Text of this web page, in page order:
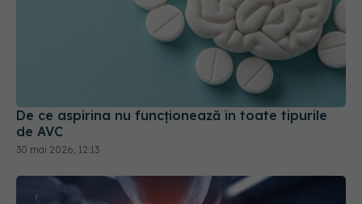
De ce aspirina nu funcționează în toate tipurile
de AVC
30 mai 2026, 12:13